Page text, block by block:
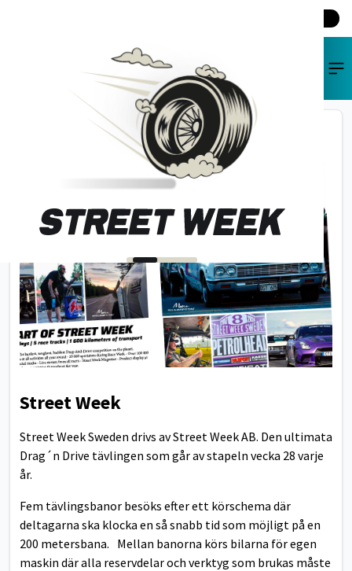
Street Week
Street Week Sweden drivs av Street Week AB. Den ultimata
Drag´n Drive tävlingen som går av stapeln vecka 28 varje
år.
Fem tävlingsbanor besöks efter ett körschema där
deltagarna ska klocka en så snabb tid som möjligt på en
200 metersbana. Mellan banorna körs bilarna för egen
maskin där alla reservdelar och verktyg som brukas måste